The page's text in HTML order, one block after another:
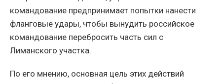
командование предпринимает попытки нанести
фланговые удары, чтобы вынудить российское
командование перебросить часть сил с
Лиманского участка.
По его мнению, основная цель этих действий